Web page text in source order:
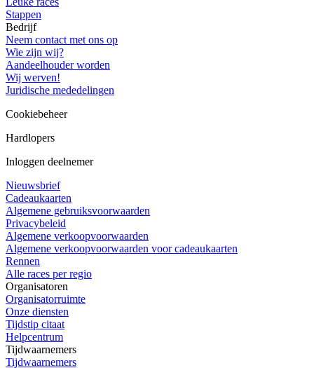
Stappen
Bedrijf
Neem contact met ons op
Wie zijn wij?
Aandeelhouder worden
Wij werven!
Juridische mededelingen
Cookiebeheer
Hardlopers
Inloggen deelnemer
Nieuwsbrief
Cadeaukaarten
Algemene gebruiksvoorwaarden
Privacybeleid
Algemene verkoopvoorwaarden
Algemene verkoopvoorwaarden voor cadeaukaarten
Rennen
Alle races per regio
Organisatoren
Organisatorruimte
Onze diensten
Tijdstip citaat
Helpcentrum
Tijdwaarnemers
Tijdwaarnemers